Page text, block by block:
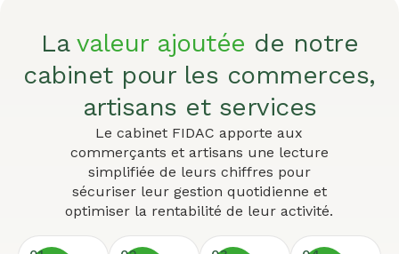
La valeur ajoutée de notre
cabinet pour les commerces,
artisans et services
Le cabinet FIDAC apporte aux
commerçants et artisans une lecture
simplifiée de leurs chiffres pour
sécuriser leur gestion quotidienne et
optimiser la rentabilité de leur activité.